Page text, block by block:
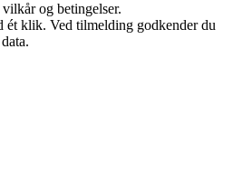
og betingelser.
ét klik. Ved tilmelding godkender du